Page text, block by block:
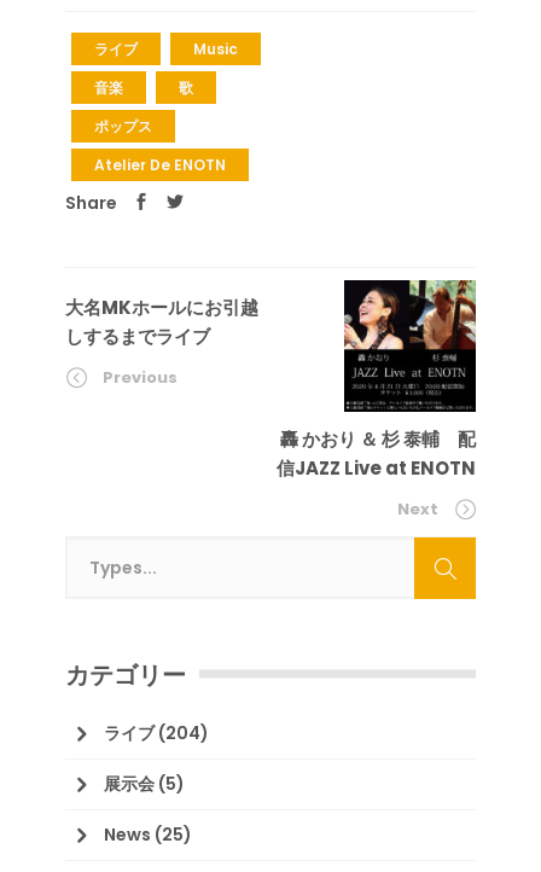
ライブ
Music
音楽
歌
ポップス
Atelier De ENOTN
Share
大名MKホールにお引越
しするまでライブ
Previous
轟 かおり ＆ 杉 泰輔 配
信JAZZ Live at ENOTN
Next
カテゴリー
ライブ(204)
展示会 (5)
News (25)